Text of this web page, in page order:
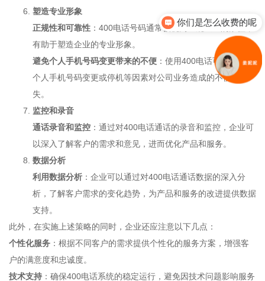
塑造专业形象
正规性和可靠性 ：400电话号码通常被视为正规企业的象征，
有助于塑造企业的专业形象。
避免个人手机号码变更带来的不便 ：使用400电话可以避免因
个人手机号码变更或停机等因素对公司业务造成的不便和损
失。
监控和录音
通话录音和监控 ：通过对400电话通话的录音和监控，企业可
以深入了解客户的需求和意见，进而优化产品和服务。
数据分析
利用数据分析 ：企业可以通过对400电话通话数据的深入分
析，了解客户需求的变化趋势，为产品和服务的改进提供数据
支持。
此外，在实施上述策略的同时，企业还应注意以下几点：
个性化服务 ：根据不同客户的需求提供个性化的服务方案，增强客
户的满意度和忠诚度。
技术支持 ：确保400电话系统的稳定运行，避免因技术问题影响服务
你们是怎么收费的呢